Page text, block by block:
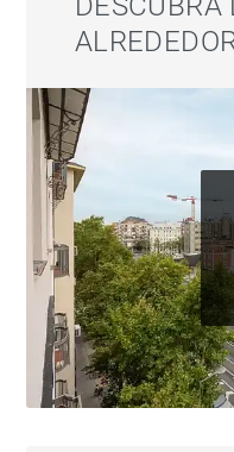
A cinco minutos a pie
(líneas 4, 6, 7, 9),
inmediato a la A-2. El
Pensado para quien
complicaciones. Para
a casa y desconectar.
el Salamanca no